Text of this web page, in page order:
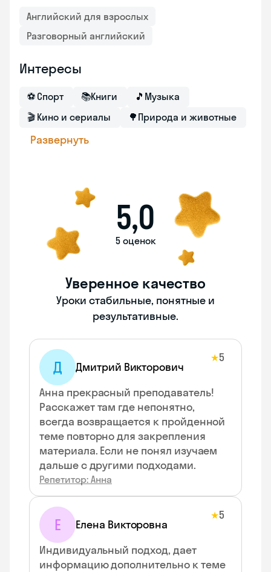
Английский для взрослых
Разговорный английский
Интересы
⚽ Спорт 📚Книги 🎵 Музыка
🎬 Кино и сериалы 🌳 Природа и животные
Развернуть
5,0
5 оценок
Уверенное качество
Уроки стабильные, понятные и
результативные.
Д Дмитрий Викторович
★5
Анна прекрасный преподаватель!
Расскажет там где непонятно,
всегда возвращается к пройденной
теме повторно для закрепления
материала. Если не понял изучаем
дальше с другими подходами.
Репетитор: Анна
Е Елена Викторовна
★5
Индивидуальный подход, дает
информацию дополнительно к теме